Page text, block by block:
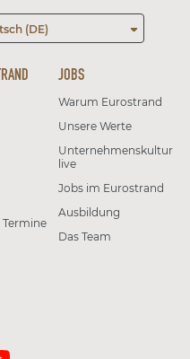
(DE)
JOBS
Warum Eurostrand
Unsere Werte
Unternehmenskultur
live
Jobs im Eurostrand
Ausbildung
Das Team